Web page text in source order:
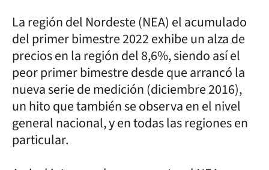
La región del Nordeste (NEA) el acumulado
del primer bimestre 2022 exhibe un alza de
precios en la región del 8,6%, siendo así el
peor primer bimestre desde que arrancó la
nueva serie de medición (diciembre 2016),
un hito que también se observa en el nivel
general nacional, y en todas las regiones en
particular.